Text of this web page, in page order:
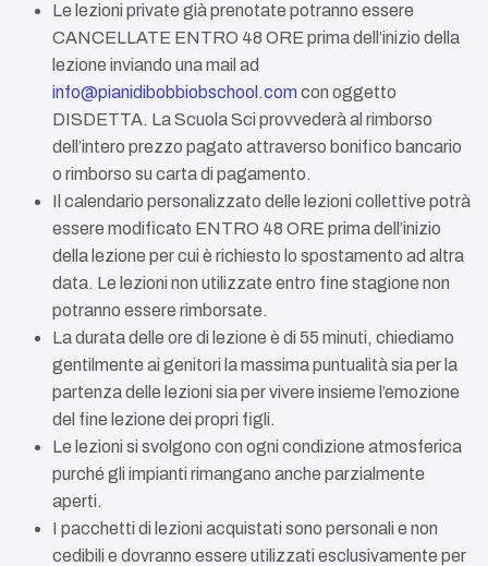
Le lezioni private già prenotate potranno essere
CANCELLATE ENTRO 48 ORE prima dell’inizio della
lezione inviando una mail ad
info@pianidibobbiobschool.comcon oggetto
DISDETTA. La Scuola Sci provvederà al rimborso
dell’intero prezzo pagato attraverso bonifico bancario
o rimborso su carta di pagamento.
Il calendario personalizzato delle lezioni collettive potrà
essere modificato ENTRO 48 ORE prima dell’inizio
della lezione per cui è richiesto lo spostamento ad altra
data. Le lezioni non utilizzate entro fine stagione non
potranno essere rimborsate.
La durata delle ore di lezione è di 55 minuti, chiediamo
gentilmente ai genitori la massima puntualità sia per la
partenza delle lezioni sia per vivere insieme l’emozione
del fine lezione dei propri figli.
Le lezioni si svolgono con ogni condizione atmosferica
purché gli impianti rimangano anche parzialmente
aperti.
I pacchetti di lezioni acquistati sono personali e non
cedibili e dovranno essere utilizzati esclusivamente per